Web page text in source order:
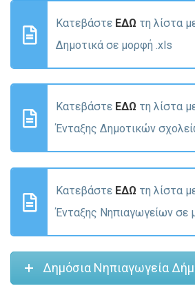
Κατεβάστε ΕΔΩ τη λίστα
Δημοτικά σε μορφή .xls
Κατεβάστε ΕΔΩ τη λίστα
Ένταξης Δημοτικών
Κατεβάστε ΕΔΩ τη λίστα
Ένταξης Νηπιαγωγείων σε
Δημόσια Νηπιαγωγεία